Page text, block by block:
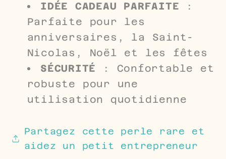
IDÉE CADEAU PARFAITE :
Parfaite pour les
anniversaires, la Saint-
Nicolas, Noël et les fêtes
SÉCURITÉ
: Confortable et
robuste pour une
utilisation quotidienne
Partagez cette perle rare et
aidez un petit entrepreneur